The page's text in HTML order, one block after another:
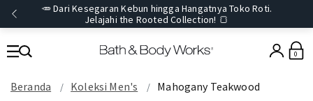
🥕 Dari Kesegaran Kebun hingga Hangatnya Toko Roti.
Jelajahi the Rooted Collection! 🍞
0
Beranda Koleksi Men's Mahogany Teakwood